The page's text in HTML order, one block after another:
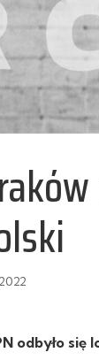
odbyło się